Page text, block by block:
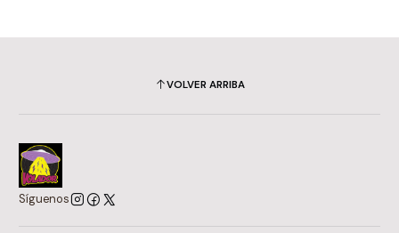
VOLVER ARRIBA
Síguenos